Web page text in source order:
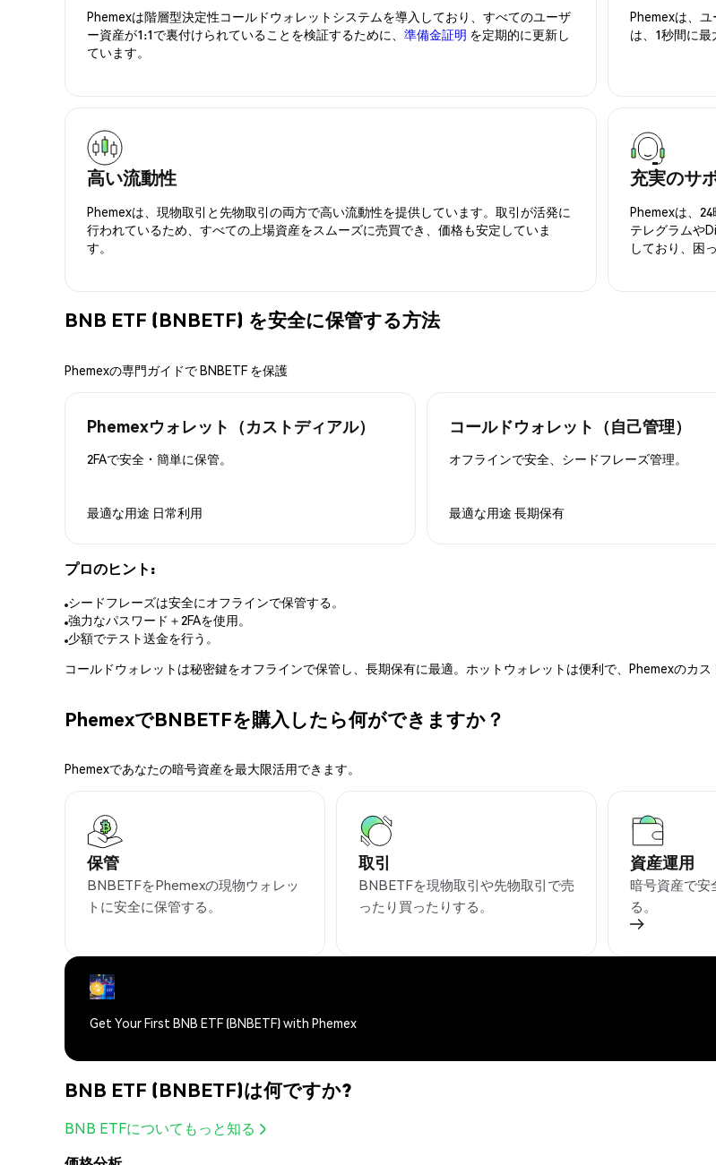
Phemexは階層型決定性コールドウォレットシステムを導入しており、すべてのユーザ
ー資産が1:1で裏付けられていることを検証するために、 準備金証明 を定期的に更新し
ています。
Phemexは、
は、1秒間に最
高い流動性
Phemexは、現物取引と先物取引の両方で高い流動性を提供しています。取引が活発に
行われているため、すべての上場資産をスムーズに売買でき、価格も安定していま
す。
充実のサ
Phemexは、
テレグラムや
しており、困
BNB ETF (BNBETF) を安全に保管する方法
Phemexの専門ガイドで BNBETF を保護
Phemexウォレット（カストディアル）
2FAで安全・簡単に保管。
最適な用途 日常利用
コールドウォレット（自己管理）
オフラインで安全、シードフレーズ管理。
最適な用途 長期保有
プロのヒント:
シードフレーズは安全にオフラインで保管する。
強力なパスワード＋2FAを使用。
少額でテスト送金を行う。
コールドウォレットは秘密鍵をオフラインで保管し、長期保有に最適。ホットウォレットは便利で、Phemexのカ
PhemexでBNBETFを購入したら何ができますか？
Phemexであなたの暗号資産を最大限活用できます。
保管
BNBETFをPhemexの現物ウォレッ
トに安全に保管する。
取引
BNBETFを現物取引や先物取引で売
ったり買ったりする。
資産運用
暗号資産で安
る。
Get Your First BNB ETF (BNBETF) with Phemex
BNB ETF (BNBETF)は何ですか?
BNB ETFについてもっと知る